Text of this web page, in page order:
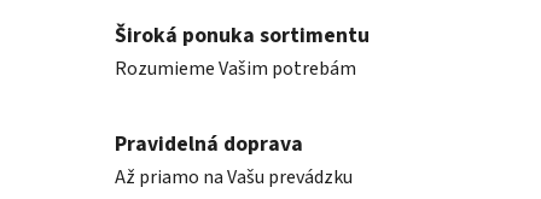
Široká ponuka sortimentu
Rozumieme Vašim potrebám
Pravidelná doprava
Až priamo na Vašu prevádzku